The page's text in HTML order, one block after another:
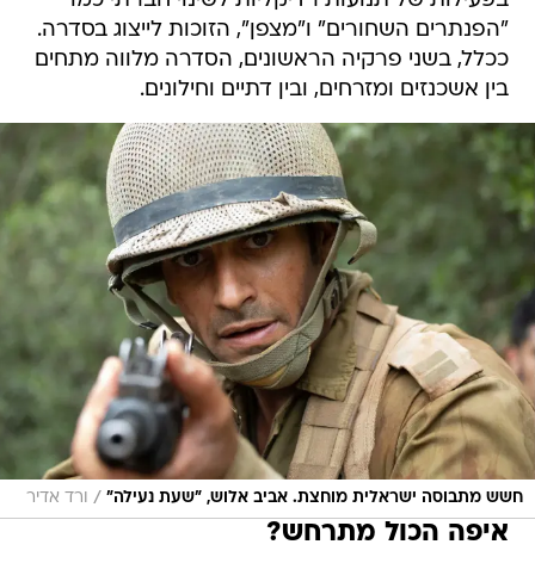
"הפנתרים השחורים" ו"מצפן", הזוכות לייצוג בסדרה.
ככלל, בשני פרקיה הראשונים, הסדרה מלווה מתחים
בין אשכנזים ומזרחים, ובין דתיים וחילונים.
חשש מתבוסה ישראלית מוחצת. אביב אלוש, "שעת נעילה" / ורד אדיר
איפה הכול מתרחש?